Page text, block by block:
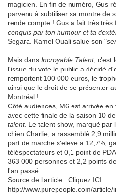
magicien. En fin de numéro, Gus
parvenu à subtiliser sa montre de
rende compte ! Gus a fait très très
conquis par ton humour et ta
Ségara. Kamel Ouali salue son "
Mais dans Incroyable Talent, c'est
l'issue du vote le public a décidé
remportent 100 000 euros, le
ainsi que le droit de se présenter
Montréal !
Côté audiences, M6 est arrivée
avec cette finale de la saison 10 de
talent. Le talent show, marqué par
chien Charlie, a rassemblé 2,9
part de marché s'élève à 12,7%,
téléspectateurs et 0,1 point de
363 000 personnes et 2,2 points
l'an passé.
Source de l'article : Cliquez ICI :
http://www.purepeople.com/